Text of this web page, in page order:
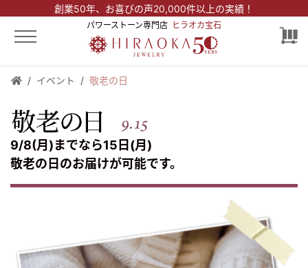
創業50年、 お喜びの声20,000件以上の実績！
パワーストーン専門店 ヒラオカ宝石
イベント 敬老の日
9/8(月)までなら15日(月)
敬老の日のお届けが可能です。